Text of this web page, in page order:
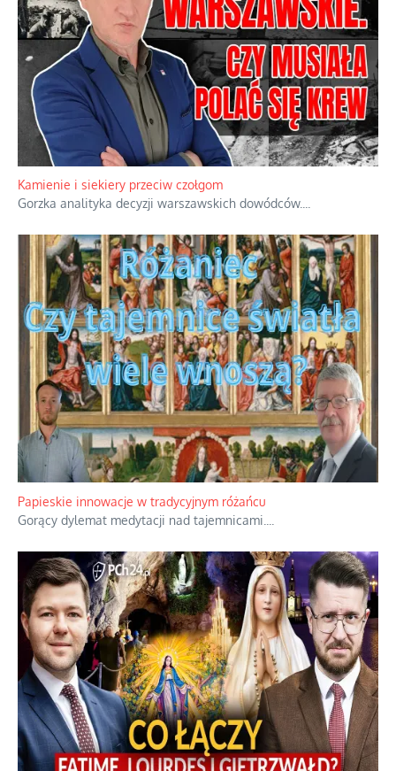
Familijny spór o biskupie sakry
Rodzinna polemika wokół sakr w Écône.
Kamienie i siekiery przeciw czołgom
Gorzka analityka decyzji warszawskich dowódców.